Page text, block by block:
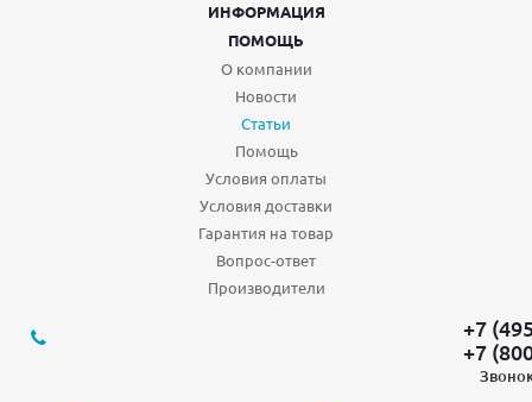
ИНФОРМАЦИЯ
ПОМОЩЬ
О компании
Новости
Статьи
Помощь
Условия оплаты
Условия доставки
Гарантия на товар
Вопрос-ответ
Производители
+7
+7